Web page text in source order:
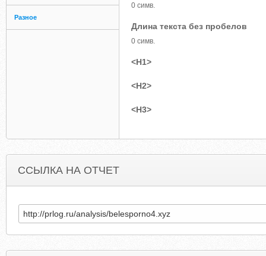
Разное
0 симв.
Длина текста без пробелов
0 симв.
<H1>
<H2>
<H3>
ССЫЛКА НА ОТЧЕТ